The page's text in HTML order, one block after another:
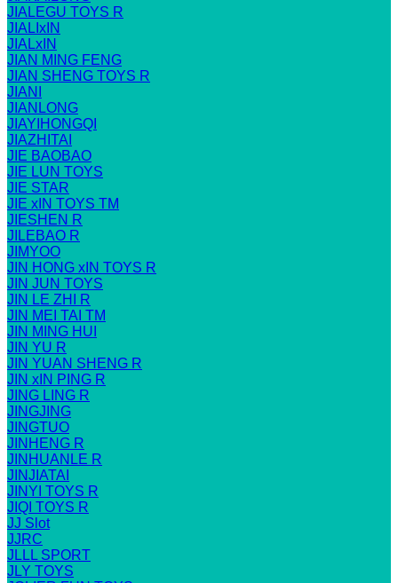
JIALEGU TOYS R
JIALIxIN
JIALxIN
JIAN MING FENG
JIAN SHENG TOYS R
JIANI
JIANLONG
JIAYIHONGQI
JIAZHITAI
JIE BAOBAO
JIE LUN TOYS
JIE STAR
JIE xIN TOYS TM
JIESHEN R
JILEBAO R
JIMYOO
JIN HONG xIN TOYS R
JIN JUN TOYS
JIN LE ZHI R
JIN MEI TAI TM
JIN MING HUI
JIN YU R
JIN YUAN SHENG R
JIN xIN PING R
JING LING R
JINGJING
JINGTUO
JINHENG R
JINHUANLE R
JINJIATAI
JINYI TOYS R
JIQI TOYS R
JJ Slot
JJRC
JLLL SPORT
JLY TOYS